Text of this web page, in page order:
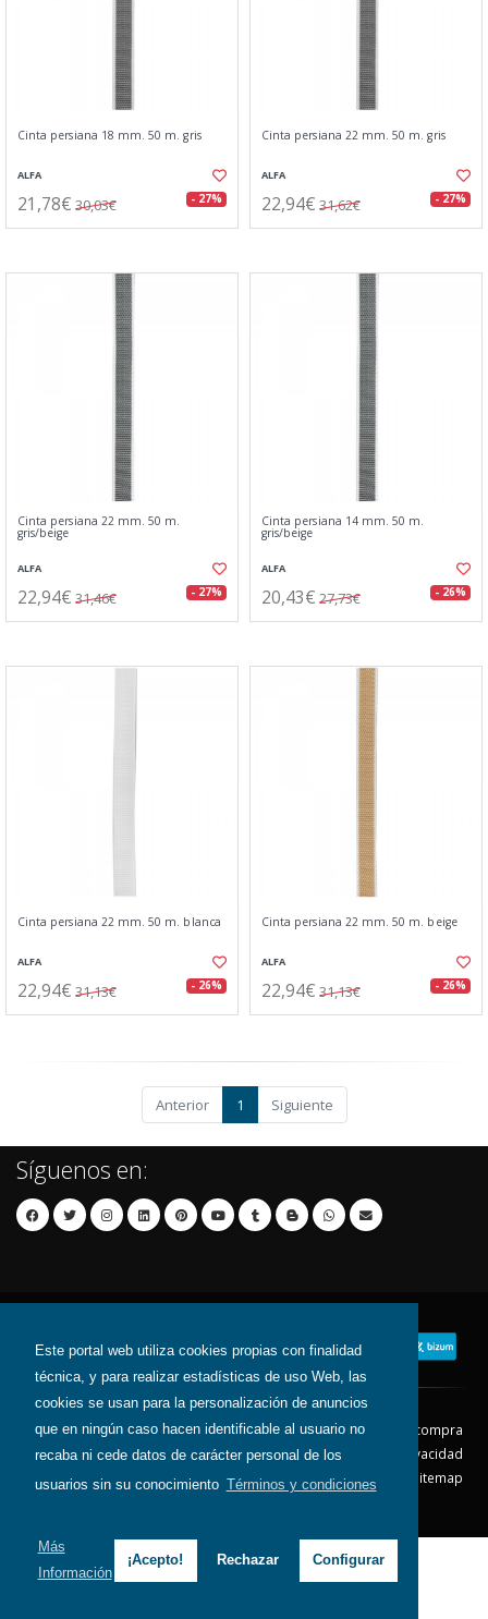
Este portal web utiliza cookies propias con finalidad
técnica, y para realizar estadísticas de uso Web, las
cookies se usan para la personalización de anuncios
que en ningún caso hacen identificable al usuario no
recaba ni cede datos de carácter personal de los
usuarios sin su conocimiento Términos y condiciones
Más
Información
¡Acepto! Rechazar Configurar
Cinta persiana 18 mm. 50 m. gris
ALFA
21,78€ 30,03€ - 27%
Cinta persiana 22 mm. 50 m. gris
ALFA
22,94€ 31,62€ - 27%
Cinta persiana 22 mm. 50 m.
gris/beige
ALFA
22,94€ 31,46€ - 27%
Cinta persiana 14 mm. 50 m.
gris/beige
ALFA
20,43€ 27,73€ - 26%
Cinta persiana 22 mm. 50 m. blanca
ALFA
22,94€ 31,13€ - 26%
Cinta persiana 22 mm. 50 m. beige
ALFA
22,94€ 31,13€ - 26%
Anterior 1 Siguiente
Síguenos en:
Contacto Aviso Legal
Condiciones de compra
Política de envíos
Política de devolución
Política de Privacidad
Política de Cookies
Sitemap